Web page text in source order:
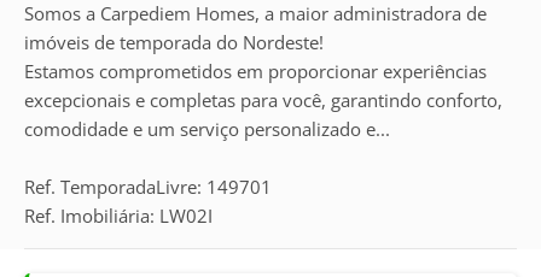
Somos a Carpediem Homes, a maior administradora de
imóveis de temporada do Nordeste!
Estamos comprometidos em proporcionar experiências
excepcionais e completas para você, garantindo conforto,
comodidade e um serviço personalizado e...
Ref. TemporadaLivre: 149701
Ref. Imobiliária: LW02I